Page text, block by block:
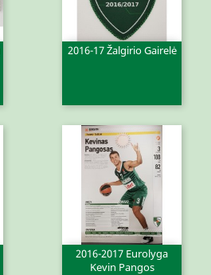
2016-17 Žalgirio Gairelė
2016-2017 Eurolyga
Kevin Pangos